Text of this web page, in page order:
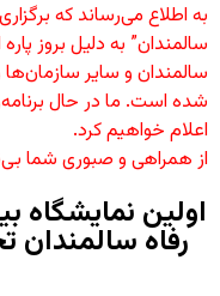
به اطلاع می‌رساند که
سالمندان” به دلیل بروز
سالمندان و سایر
شده است. ما در حال
اعلام خواهیم کرد.
از همراهی و صبوری شما
اولین
رفاه سالمندان